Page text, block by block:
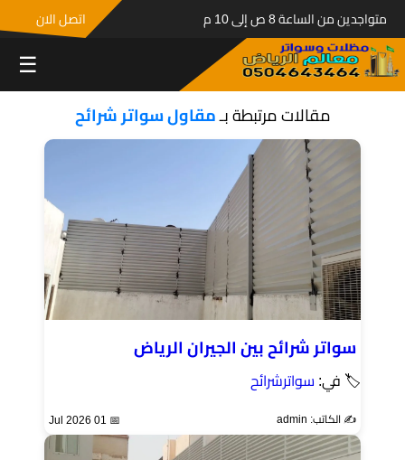
متواجدين من الساعة 8 ص إلى 10 م اتصل الان
☰
مقالات مرتبطة بـمقاول سواتر شرائح
سواتر شرائح بين الجيران الرياض
🏷 في: سواترشرائح
✍️ الكاتب: admin 📅 01 Jul 2026